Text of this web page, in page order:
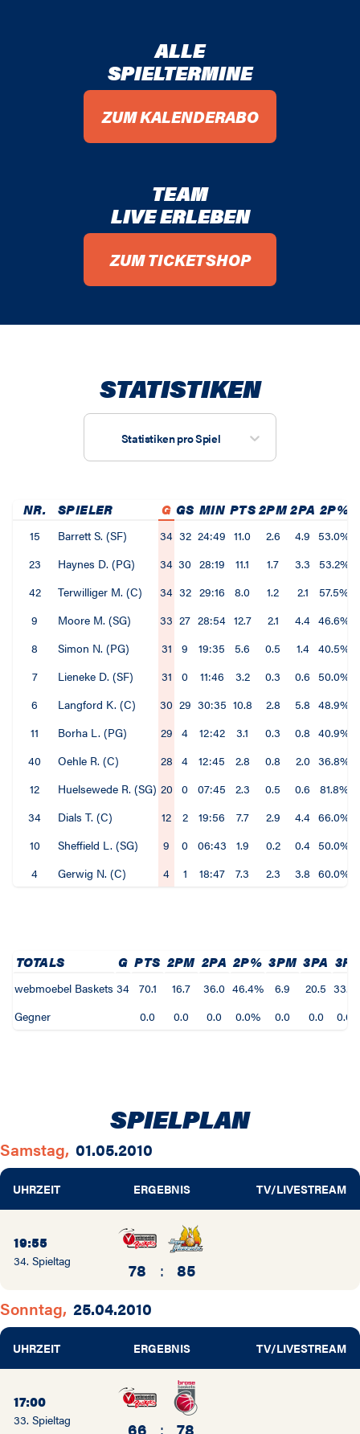
ALLE
SPIELTERMINE
ZUM KALENDERABO
TEAM
LIVE ERLEBEN
ZUM TICKETSHOP
STATISTIKEN
Statistiken pro Spiel
NR. SPIELER G GS MIN PTS2PM2PA 2P%
15 Barrett S. (SF) 34 32 24:49 11.0 2.6 4.9 53.0%
23
Haynes D. (PG) 34 30 28:19 11.1 1.7 3.3
53.2%
42
Terwilliger M. (C) 34 32 29:16 8.0 1.2 2.1
57.5%
9
Moore M. (SG) 33 27 28:54 12.7 2.1 4.4 46.6%
8
Simon N. (PG) 31 9 19:35 5.6 0.5 1.4 40.5%
7
Lieneke D. (SF) 31 0 11:46 3.2 0.3 0.6 50.0%
6
Langford K. (C) 30 29 30:35 10.8 2.8 5.8 48.9%
11
Borha L. (PG) 29 4 12:42 3.1 0.3 0.8 40.9%
40
Oehle R. (C) 28 4 12:45 2.8 0.8 2.0 36.8%
12
Huelsewede R. (SG) 20 0 07:45 2.3 0.5 0.6 81.8%
34
Dials T. (C) 12 2 19:56 7.7 2.9 4.4 66.0%
10
Sheffield L. (SG) 9 0 06:43 1.9 0.2 0.4 50.0%
4
Gerwig N. (C) 4 1 18:47 7.3 2.3 3.8 60.0%
TOTALS G PTS 2PM 2PA 2P% 3PM 3PA
webmoebel Baskets 34 70.1 16.7 36.0 46.4% 6.9 20.5
Gegner
0.0 0.0 0.0 0.0% 0.0 0.0
SPIELPLAN
Samstag, 01.05.2010
UHRZEIT ERGEBNIS TV/LIVESTREAM
19:55
34. Spieltag 78 : 85
Sonntag, 25.04.2010
UHRZEIT ERGEBNIS TV/LIVESTREAM
17:00
33. Spieltag 66 : 78